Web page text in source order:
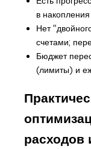
в
Нет
счетами;
Бюджет
(лимиты) и
расходов